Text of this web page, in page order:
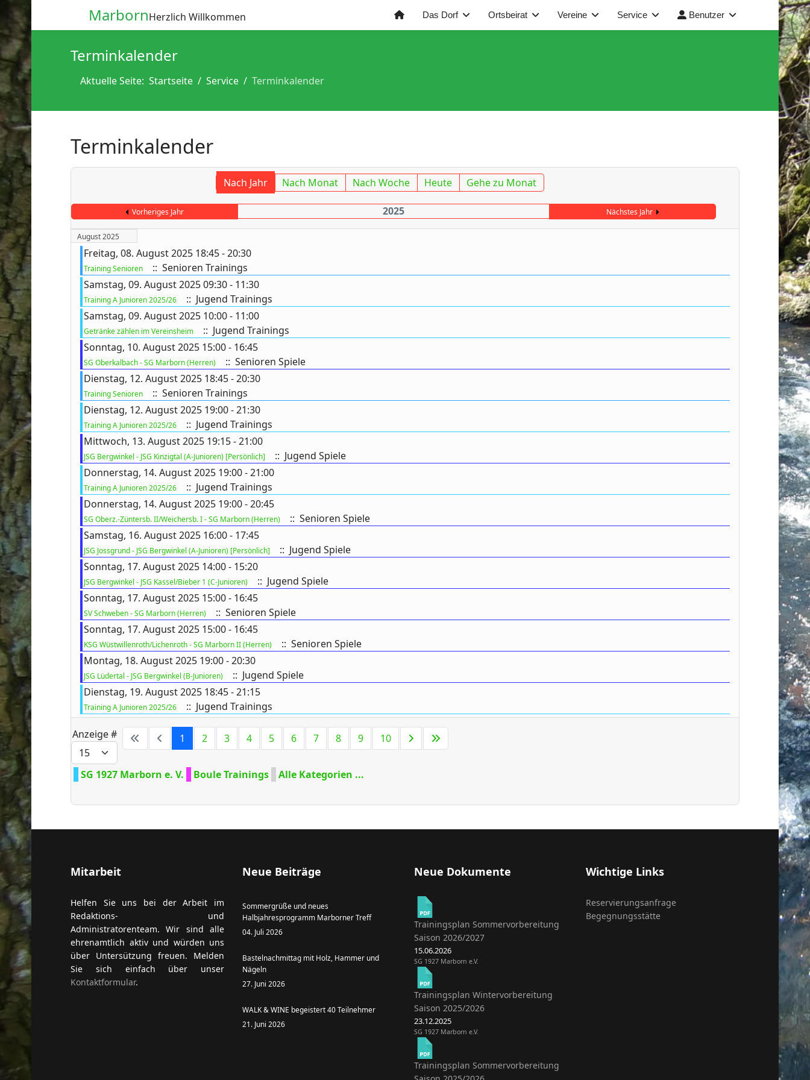
MarbornHerzlich Willkommen Das Dorf Ortsbeirat Vereine Service Benutzer
Terminkalender
Aktuelle Seite: Startseite Service Terminkalender
Terminkalender
Nach Jahr Nach Monat Nach Woche Heute Gehe zu Monat
Vorheriges Jahr 2025 Nächstes Jahr
August 2025
Freitag, 08. August 2025 18:45 - 20:30
Training Senioren
:: Senioren Trainings
Samstag, 09. August 2025 09:30 - 11:30
Training A Junioren 2025/26
:: Jugend Trainings
Samstag, 09. August 2025 10:00 - 11:00
Getränke zählen im Vereinsheim
:: Jugend Trainings
Sonntag, 10. August 2025 15:00 - 16:45
SG Oberkalbach - SG Marborn (Herren)
:: Senioren Spiele
Dienstag, 12. August 2025 18:45 - 20:30
Training Senioren
:: Senioren Trainings
Dienstag, 12. August 2025 19:00 - 21:30
Training A Junioren 2025/26
:: Jugend Trainings
Mittwoch, 13. August 2025 19:15 - 21:00
JSG Bergwinkel - JSG Kinzigtal (A-Junioren) [Persönlich]
:: Jugend Spiele
Donnerstag, 14. August 2025 19:00 - 21:00
Training A Junioren 2025/26
:: Jugend Trainings
Donnerstag, 14. August 2025 19:00 - 20:45
SG Oberz.-Züntersb. II/Weichersb. I - SG Marborn (Herren)
:: Senioren Spiele
Samstag, 16. August 2025 16:00 - 17:45
JSG Jossgrund - JSG Bergwinkel (A-Junioren) [Persönlich]
:: Jugend Spiele
Sonntag, 17. August 2025 14:00 - 15:20
JSG Bergwinkel - JSG Kassel/Bieber 1 (C-Junioren)
:: Jugend Spiele
Sonntag, 17. August 2025 15:00 - 16:45
SV Schweben - SG Marborn (Herren)
:: Senioren Spiele
Sonntag, 17. August 2025 15:00 - 16:45
KSG Wüstwillenroth/Lichenroth - SG Marborn II (Herren)
:: Senioren Spiele
Montag, 18. August 2025 19:00 - 20:30
JSG Lüdertal - JSG Bergwinkel (B-Junioren)
:: Jugend Spiele
Dienstag, 19. August 2025 18:45 - 21:15
Training A Junioren 2025/26 :: Jugend Trainings
Limite der Paginierungsliste
Anzeige # 1 2 3 4 5 6 7 8 9 10
SG 1927 Marborn e. V. Boule Trainings Alle Kategorien ...
Mitarbeit
Helfen Sie uns bei der Arbeit im
Redaktions- und
Administratorenteam. Wir sind alle
ehrenamtlich aktiv und würden uns
über Untersützung freuen. Melden
Sie sich einfach über unser
Kontaktformular.
Neue Beiträge
Sommergrüße und neues
Halbjahresprogramm Marborner Treff
04. Juli 2026
Bastelnachmittag mit Holz, Hammer und
Nägeln
27. Juni 2026
WALK & WINE begeistert 40 Teilnehmer
21. Juni 2026
Neue Dokumente
Trainingsplan Sommervorbereitung
Saison 2026/2027
15.06.2026
SG 1927 Marborn e.V.
Trainingsplan Wintervorbereitung
Saison 2025/2026
23.12.2025
SG 1927 Marborn e.V.
Trainingsplan Sommervorbereitung
Wichtige Links
Reservierungsanfrage
Begegnungsstätte
anzeigen